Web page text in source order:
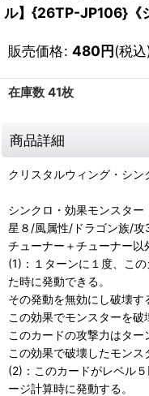
ル】{26TP-JP106}《
販売価格: 480円(税込
在庫数 41枚
商品詳細
クリスタルウィング・シン
シンクロ・効果モンスター
星８/風属性/ドラゴン族/
チューナー＋チューナー
(1)：１ターンに１度、こ
た時に発動できる。
その発動を無効にし破壊す
この効果でモンスターを破
このカードの攻撃力はター
この効果で破壊したモンス
(2)：このカードがレベル
ージ計算時に発動する。